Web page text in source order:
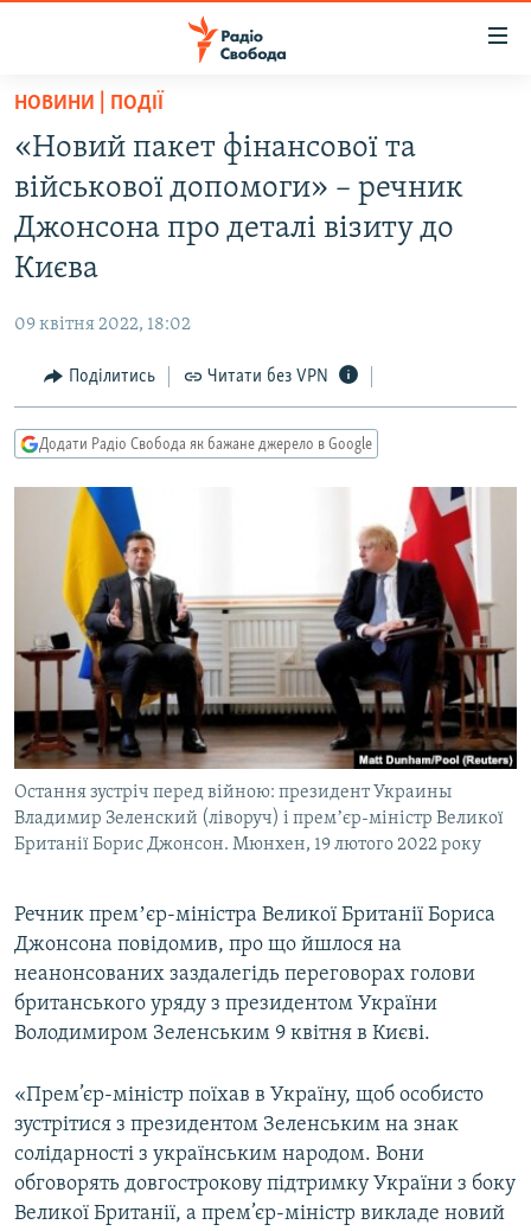
Перейти
основного
матеріалу
Перейти
до
основної
Перейти
пошуку
РАДІО СВОБОДА – 70 РОКІВ
СТАТТІ
КУЛЬТУРА
СПОРТ
ВІЙНА
ДОНБАС.РЕАЛІЇ
КРИМ.РЕАЛІЇ
ТИ ЯК?
КИТАЙ.ВИКЛИКИ
МУЛЬТИМЕДІА
ФОТО
СПЕЦПРОЄКТИ
ПОДКАСТИ
КРИМ РЕАЛІЇ
РУС
УКР
КТАТ
ДОЛУЧАЙСЯ!
Усі сайти RFE/RL
НОВИНИ | ПОДІЇ
«Новий пакет фінансової та
військової допомоги» – речник
Джонсона про деталі візиту до
Києва
09 квітня 2022, 18:02
Поділитись Читати без VPN
Додати Радіо Свобода як бажане джерело в Google
Остання зустріч перед війною: президент Украины
Владимир Зеленский (ліворуч) і премʼєр-міністр Великої
Британії Борис Джонсон. Мюнхен, 19 лютого 2022 року
Речник премʼєр-міністра Великої Британії Бориса
Джонсона повідомив, про що йшлося на
неанонсованих заздалегідь переговорах голови
британського уряду з президентом України
Володимиром Зеленським 9 квітня в Києві.
«Прем’єр-міністр поїхав в Україну, щоб особисто
зустрітися з президентом Зеленським на знак
солідарності з українським народом. Вони
обговорять довгострокову підтримку України з боку
Великої Британії, а прем’єр-міністр викладе новий